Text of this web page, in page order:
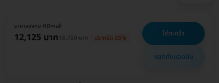
ราคาจองกับ HDmall
12,125 บาท18,750 บาท ประหยัด 35% ใส่ตะกร้า
แชทกับแอดมิน